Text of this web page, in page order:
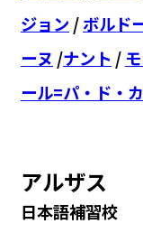
ジョン/ボルド
ーヌ /ナント /
ール=パ・ド・
アルザス
日本語補習校